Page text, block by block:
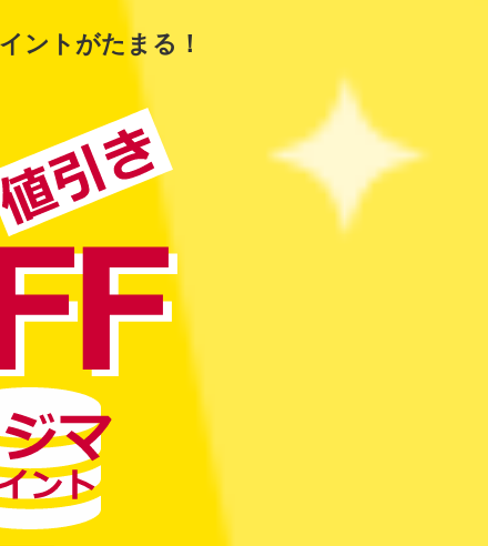
ントがたまる！